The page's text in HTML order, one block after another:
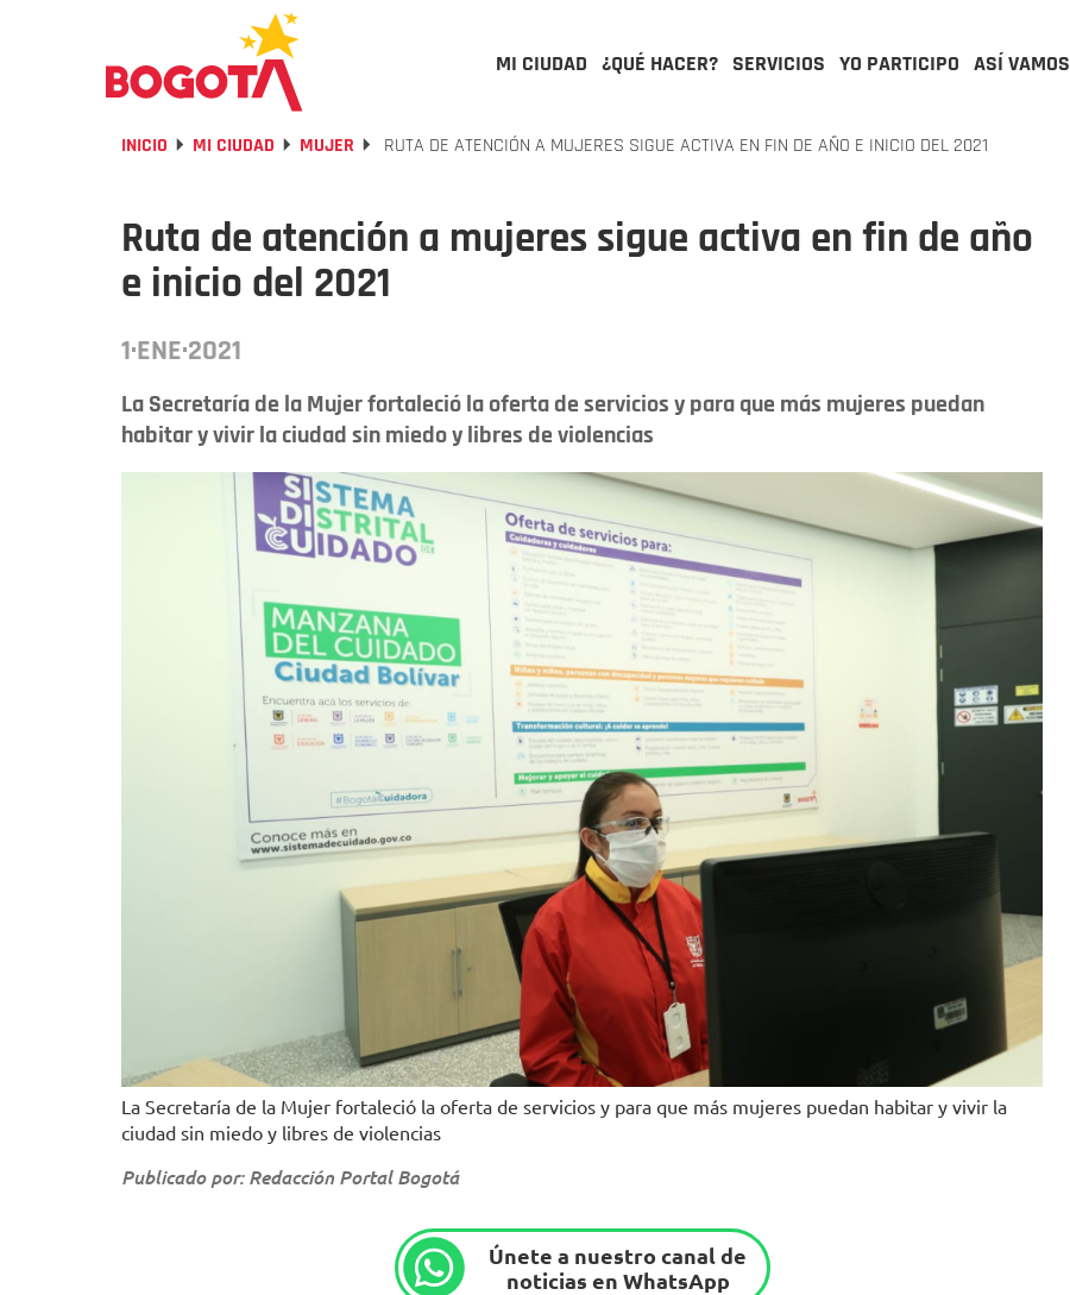
MI CIUDAD ¿QUÉ HACER? SERVICIOS YO PARTICIPO ASÍ VAMOS
INICIO MI CIUDAD MUJER RUTA DE ATENCIÓN A MUJERES SIGUE ACTIVA EN FIN DE AÑO E INICIO DEL 2021
Ruta de atención a mujeres sigue activa en fin de año
e inicio del 2021
1·ENE·2021
La Secretaría de la Mujer fortaleció la oferta de servicios y para que más mujeres puedan
habitar y vivir la ciudad sin miedo y libres de violencias
La Secretaría de la Mujer fortaleció la oferta de servicios y para que más mujeres puedan habitar y vivir la
ciudad sin miedo y libres de violencias
Publicado por: Redacción Portal Bogotá
Únete a nuestro canal de
noticias en WhatsApp